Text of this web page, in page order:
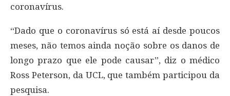
coronavírus.
“Dado que o coronavírus só está aí desde poucos
meses, não temos ainda noção sobre os danos de
longo prazo que ele pode causar”, diz o médico
Ross Peterson, da UCL, que também participou da
pesquisa.